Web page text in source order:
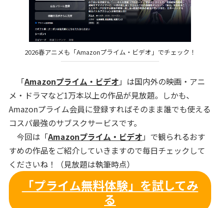
2026春アニメも「Amazonプライム・ビデオ」でチェック！
「Amazonプライム・ビデオ 」は国内外の映画・アニ
メ・ドラマなど1万本以上の作品が見放題。しかも、
Amazonプライム会員に登録すればそのまま誰でも使える
コスパ最強のサブスクサービスです。
今回は「Amazonプライム・ビデオ 」で観られるおす
すめの作品をご紹介していきますので毎日チェックして
くださいね！（見放題は執筆時点）
「プライム無料体験」を試してみ
る